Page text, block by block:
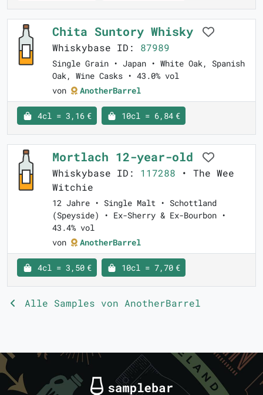
Chita Suntory Whisky
Whiskybase ID: 87989
Single Grain • Japan • White Oak, Spanish
Oak, Wine Casks • 43.0% vol
von
AnotherBarrel
4cl = 3,16 € 10cl = 6,84 €
Mortlach 12-year-old
Whiskybase ID: 117288 • The Wee
Witchie
12 Jahre • Single Malt • Schottland
(Speyside) • Ex-Sherry & Ex-Bourbon •
43.4% vol
von
AnotherBarrel
4cl = 3,50 € 10cl = 7,70 €
Alle Samples von AnotherBarrel